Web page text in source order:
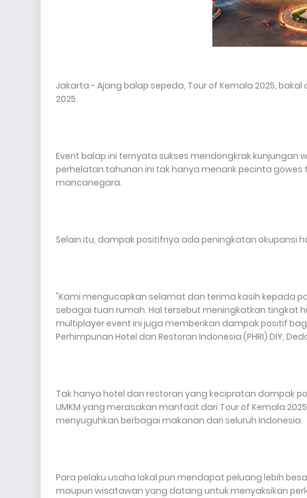
Jakarta - Ajang balap sepeda, Tour of Kemala 2025, bakal
2025.
Event balap ini ternyata sukses mendongkrak kunjungan
perhelatan tahunan ini tak hanya menarik pecinta
mancanegara.
Selain itu, dampak positifnya ada peningkatan okupansi
"Kami mengucapkan selamat dan terima kasih kepada
sebagai tuan rumah. Hal tersebut meningkatkan tingkat
multiplayer event ini juga memberikan dampak positif
Perhimpunan Hotel dan Restoran Indonesia (PHRI) DIY,
Tak hanya hotel dan restoran yang kecipratan dampak
UMKM yang merasakan manfaat dari Tour of Kemala
menyuguhkan berbagai makanan dari seluruh Indonesia.
Para pelaku usaha lokal pun mendapat peluang lebih
maupun wisatawan yang datang untuk menyaksikan